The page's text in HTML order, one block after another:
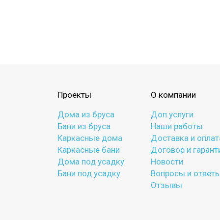
Проекты
Дома из бруса
Бани из бруса
Каркасные дома
Каркасные бани
Дома под усадку
Бани под усадку
О компании
Доп.услуги
Наши работы
Доставка и
Договор и
Новости
Вопросы и
Отзывы